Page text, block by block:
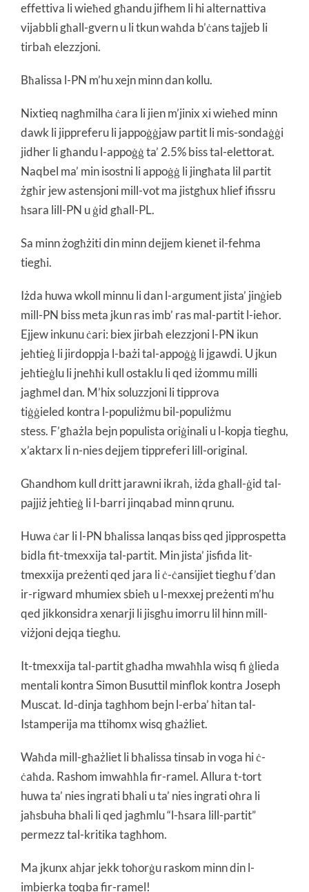
effettiva li wieħed għandu jifhem li hi alternattiva
vijabbli għall-gvern u li tkun waħda b’ċans tajjeb li
tirbaħ elezzjoni.
Bħalissa l-PN m’hu xejn minn dan kollu.
Nixtieq nagħmilha ċara li jien m’jinix xi wieħed minn
dawk li jippreferu li jappoġġjaw partit li mis-sondaġġi
jidher li għandu l-appoġġ ta’ 2.5% biss tal-elettorat.
Naqbel ma’ min isostni li appoġġ li jingħata lil partit
żgħir jew astensjoni mill-vot ma jistgħux ħlief ifissru
ħsara lill-PN u ġid għall-PL.
Sa minn żogħżiti din minn dejjem kienet il-fehma
tiegħi.
Iżda huwa wkoll minnu li dan l-argument jista’ jinġieb
mill-PN biss meta jkun ras imb’ ras mal-partit l-ieħor.
Ejjew inkunu ċari: biex jirbaħ elezzjoni l-PN ikun
jeħtieġ li jirdoppja l-bażi tal-appoġġ li jgawdi. U jkun
jeħtieġlu li jneħħi kull ostaklu li qed iżommu milli
jagħmel dan. M’hix soluzzjoni li tipprova
tiġġieled kontra l-populiżmu bil-populiżmu
stess. F’għażla bejn populista oriġinali u l-kopja tiegħu,
x’aktarx li n-nies dejjem tippreferi lill-original.
Għandhom kull dritt jarawni ikraħ, iżda għall-ġid tal-
pajjiż jeħtieġ li l-barri jinqabad minn qrunu.
Huwa ċar li l-PN bħalissa lanqas biss qed jipprospetta
bidla fit-tmexxija tal-partit. Min jista’ jisfida lit-
tmexxija preżenti qed jara li ċ-ċansijiet tiegħu f’dan
ir-rigward mhumiex sbieħ u l-mexxej preżenti m’hu
qed jikkonsidra xenarji li jisgħu imorru lil hinn mill-
viżjoni dejqa tiegħu.
It-tmexxija tal-partit għadha mwaħħla wisq fi ġlieda
mentali kontra Simon Busuttil minflok kontra Joseph
Muscat. Id-dinja tagħhom bejn l-erba’ ħitan tal-
Istamperija ma ttihomx wisq għażliet.
Waħda mill-għażliet li bħalissa tinsab in voga hi ċ-
ċaħda. Rashom imwaħħla fir-ramel. Allura t-tort
huwa ta’ nies ingrati bħali u ta’ nies ingrati oħra li
jaħsbuha bħali li qed jagħmlu “l-ħsara lill-partit”
permezz tal-kritika tagħhom.
Ma jkunx aħjar jekk toħorġu raskom minn din l-
imbierka toqba fir-ramel!